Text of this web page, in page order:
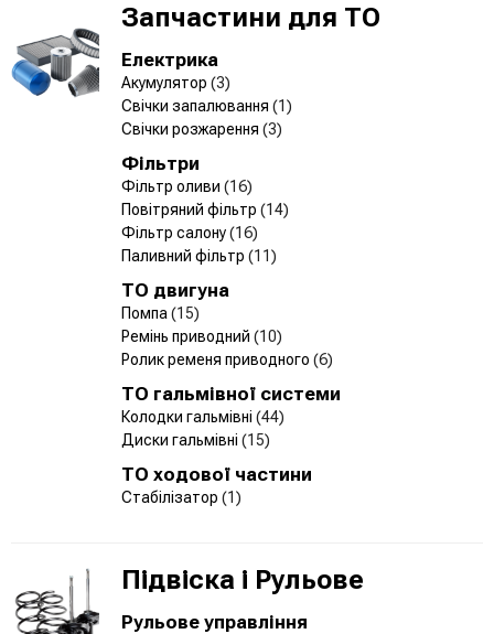
Запчастини для ТО
Електрика
Акумулятор (3)
Свічки запалювання (1)
Свічки розжарення (3)
Фільтри
Фільтр оливи (16)
Повітряний фільтр (14)
Фільтр салону(16)
Паливний фільтр (11)
ТО двигуна
Помпа (15)
Ремінь приводний (10)
Ролик ременя приводного (6)
ТО гальмівної системи
Колодки гальмівні (44)
Диски гальмівні (15)
ТО ходової частини
Стабілізатор (1)
Підвіска і Рульове
Рульове управління